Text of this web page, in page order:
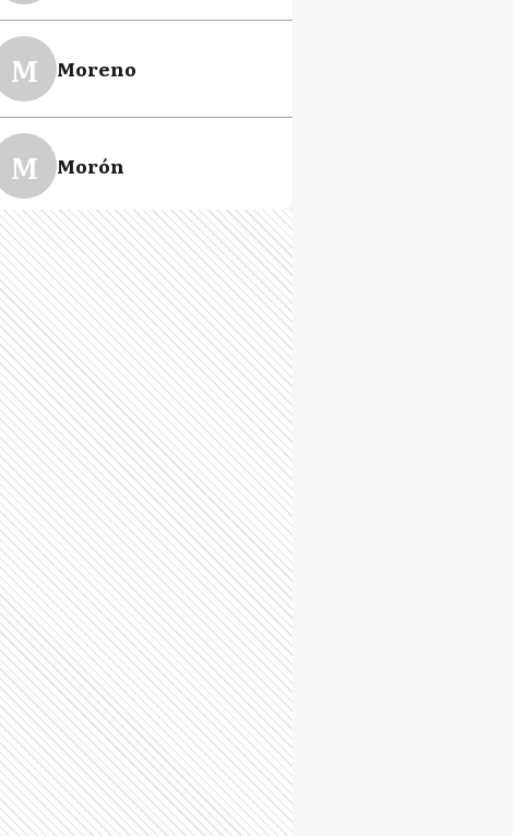
M Moreno
M Morón
Q Quilmes
SM San Miguel